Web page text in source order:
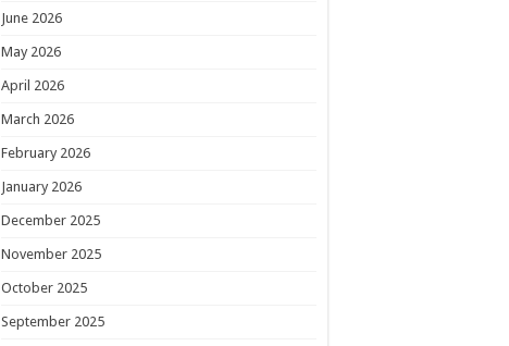
June 2026
May 2026
April 2026
March 2026
February 2026
January 2026
December 2025
November 2025
October 2025
September 2025